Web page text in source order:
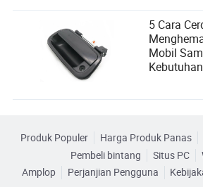
5 Cara
Mobil
Produk Populer Harga Produk Panas
Pembeli bintang
Situs PC
Amplop
Perjanjian Pengguna